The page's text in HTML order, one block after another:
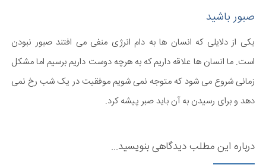
صبور باشید
یکی از دلایلی که انسان ها به دام انرژی منفی می افتند صبور نبودن
است. ما انسان ها علاقه داریم که به هرچه دوست داریم برسیم اما مشکل
زمانی شروع می شود که متوجه نمی شویم موفقیت در یک شب رخ نمی
دهد و برای رسیدن به آن باید صبر پیشه کرد.
درباره این مطلب دیدگاهی بنویسید...